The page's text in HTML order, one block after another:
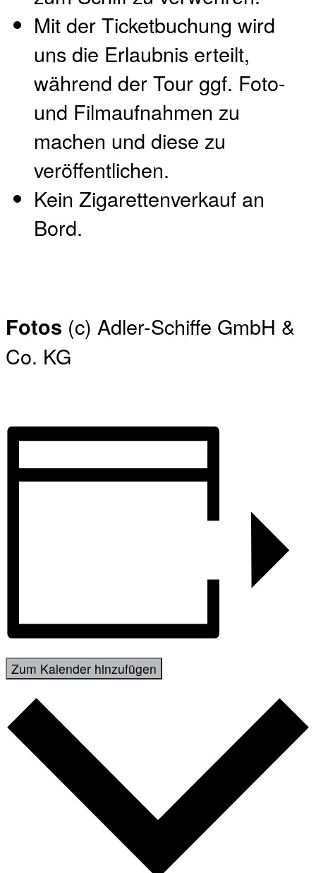
Mit der Ticketbuchung wird
uns die Erlaubnis erteilt,
während der Tour ggf. Foto-
und Filmaufnahmen zu
machen und diese zu
veröffentlichen.
Kein Zigarettenverkauf an
Bord.
Fotos (c) Adler-Schiffe GmbH &
Co. KG
Zum Kalender hinzufügen